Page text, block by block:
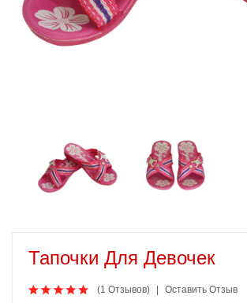
Тапочки Для Девочек
(1 Отзывов) Оставить Отзыв